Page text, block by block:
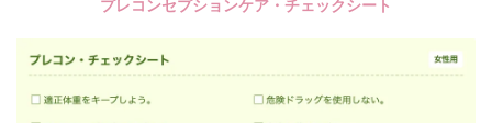
プレコンセプションケア・チェックシート